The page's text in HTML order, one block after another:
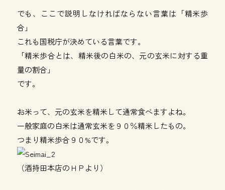
でも、ここで説明しなければならない言葉は「精米歩
合」
これも国税庁が決めている言葉です。
「精米歩合とは、精米後の白米の、元の玄米に対する重
量の割合」
です。
お米って、元の玄米を精米して通常食べますよね。
一般家庭の白米は通常玄米を９０％精米したもの。
つまり精米歩合９０%です。
（酒持田本店のＨＰ より）